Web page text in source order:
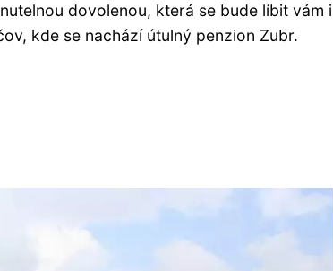
dovolenou, která se bude líbit vám i
kde se nachází útulný penzion Zubr.